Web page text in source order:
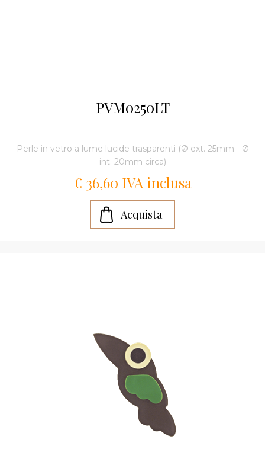
PVM0250LT
Perle in vetro a lume lucide trasparenti (Ø ext. 25mm - Ø
int. 20mm circa)
€ 36,60 IVA inclusa